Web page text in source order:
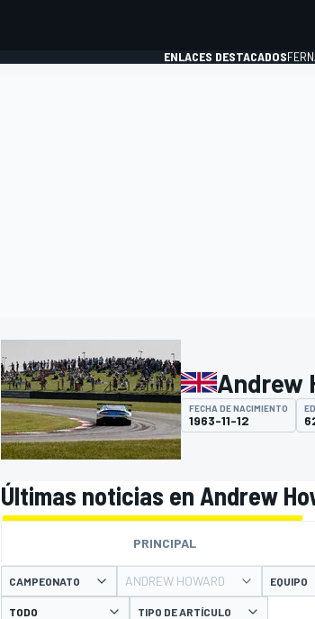
INDYCAR
ENLACES DESTACADOS
Andrew
FECHA DE NACIMIENTO
1963-11-12
Últimas noticias en Andrew
PRINCIPAL
CAMPEONATO ANDREW HOWARD EQUIPO
TIPO DE ARTÍCULO